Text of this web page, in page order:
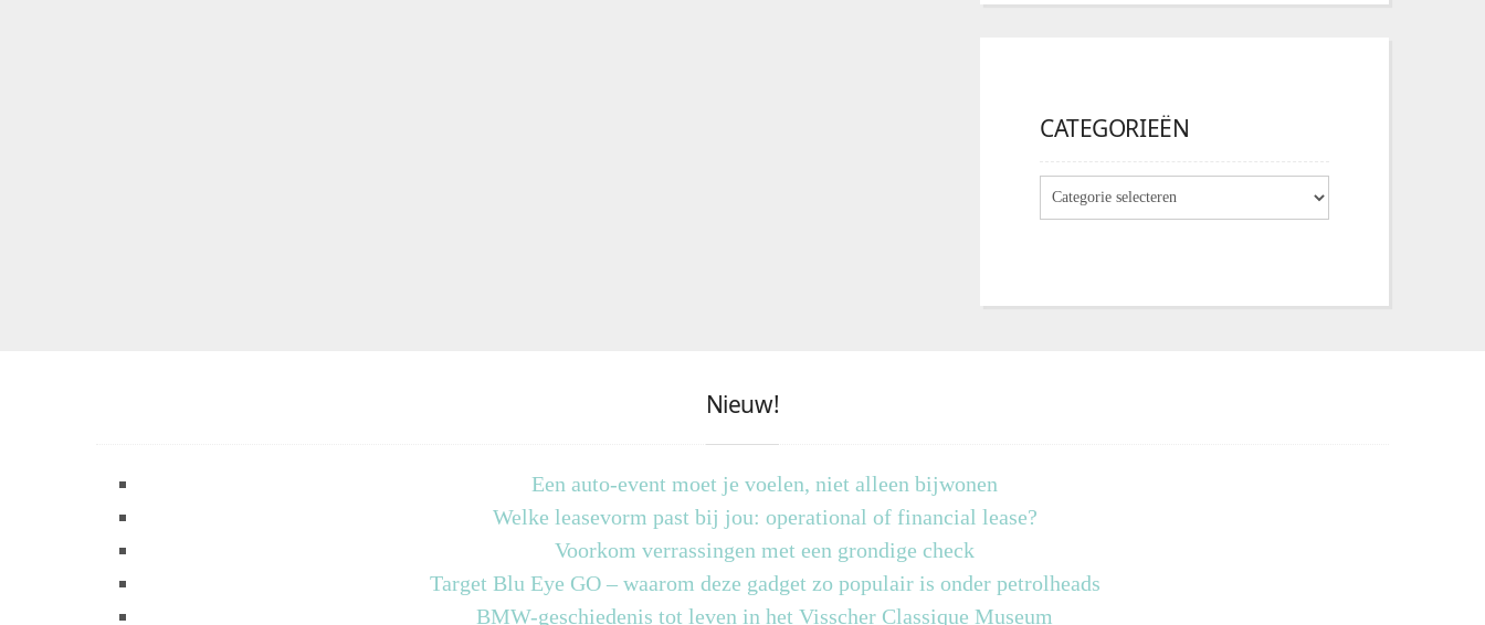
CATEGORIEËN
Nieuw!
Een auto-event moet je voelen, niet alleen bijwonen
Welke leasevorm past bij jou: operational of financial lease?
Voorkom verrassingen met een grondige check
Target Blu Eye GO – waarom deze gadget zo populair is onder petrolheads
BMW-geschiedenis tot leven in het Visscher Classique Museum